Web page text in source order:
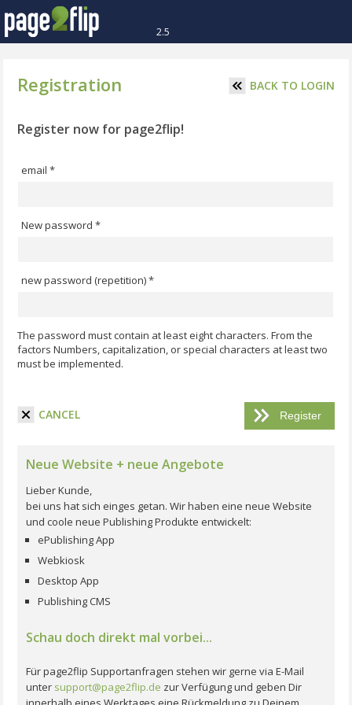
2.5
Registration BACK TO LOGIN
Register now for page2flip!
email *
New password *
new password (repetition) *
The password must contain at least eight characters. From the
factors Numbers, capitalization, or special characters at least two
must be implemented.
CANCEL
Neue Website + neue Angebote
Lieber Kunde,
bei uns hat sich einges getan. Wir haben eine neue Website
und coole neue Publishing Produkte entwickelt:
ePublishing App
Webkiosk
Desktop App
Publishing CMS
Schau doch direkt mal vorbei...
Für page2flip Supportanfragen stehen wir gerne via E-Mail
unter support@page2flip.de zur Verfügung und geben Dir